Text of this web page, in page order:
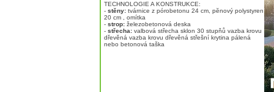
TECHNOLOGIE A KONSTRUKCE:
- stěny: tvárnice z pórobetonu 24 cm, pĕnový polystyren
20 cm , omítka
- strop: železobetonová deska
- střecha: valbová střecha sklon 30 stupňů vazba krovu
dřevěná vazba krovu dřevěná střešní krytina pálená
nebo betonová taška